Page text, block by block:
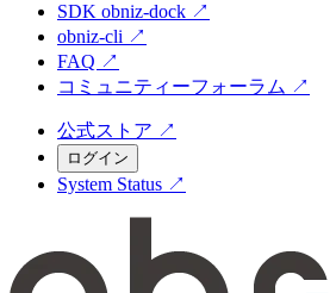
SDK obniz-dock ↗
obniz-cli ↗
FAQ ↗
コミュニティーフォーラム ↗
公式ストア ↗
ログイン
System Status ↗